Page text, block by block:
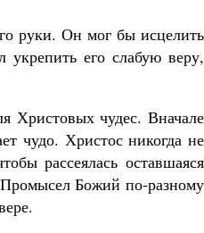
руки. Он мог бы исцелить
его слабую веру,
Христовых чудес. Вначале
чудо. Христос никогда не
рассеялась оставшаяся
Промысел Божий по-разному
святого
Роман Котов